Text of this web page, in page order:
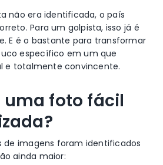
não era identificada, o país
Para um golpista, isso já é
E é o bastante para transformar
específico em um que
e totalmente convincente.
uma foto fácil
de imagens foram identificados
ainda maior: